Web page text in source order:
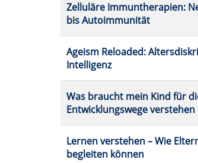
Zelluläre Immuntherapien:
bis Autoimmunität
Ageism Reloaded:
Intelligenz
Was braucht mein Kind für
Entwicklungswege
Lernen verstehen – Wie
begleiten können